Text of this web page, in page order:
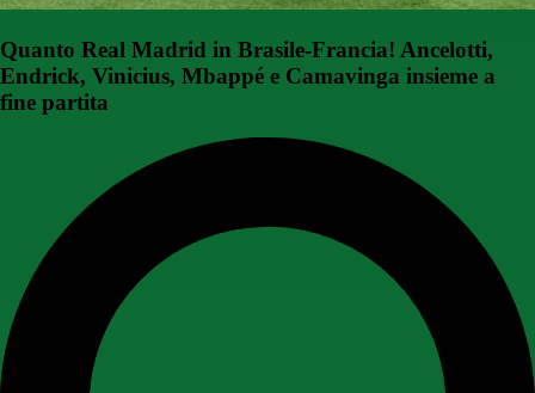
Quanto Real Madrid in Brasile-Francia! Ancelotti,
Endrick, Vinicius, Mbappé e Camavinga insieme a
fine partita